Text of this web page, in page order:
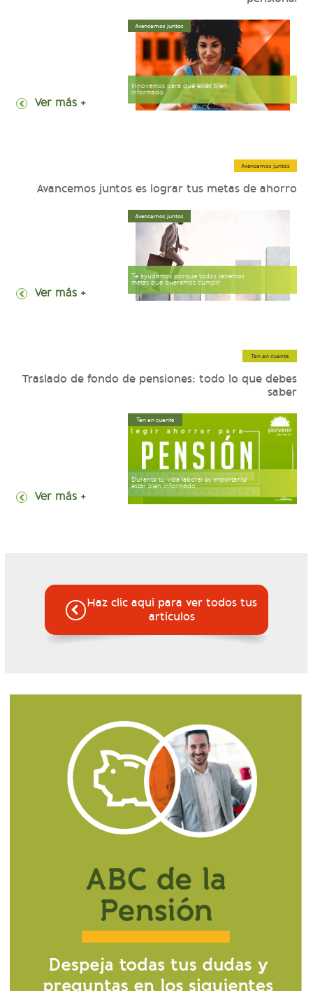
Avancemos juntos
Innovamos para que estés bien
informado
+ Ver más
Avancemos juntos
Te ayudamos porque todos tenemos
metas que queremos cumplir
Avancemos juntos
Avancemos juntos es lograr tus metas de ahorro
+ Ver más
Ten en cuenta
Durante tu vida laboral es importante
estar bien informado
Ten en cuenta
Traslado de fondo de pensiones: todo lo que debes
saber
+ Ver más
Haz clic aquí para ver todos tus
artículos